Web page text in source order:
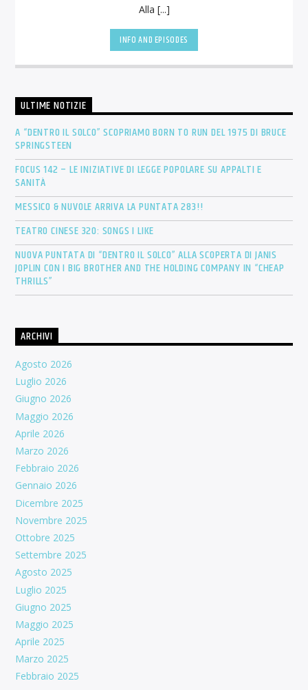
Alla [...]
INFO AND EPISODES
ULTIME NOTIZIE
A “DENTRO IL SOLCO” SCOPRIAMO BORN TO RUN DEL 1975 DI BRUCE
SPRINGSTEEN
FOCUS 142 – LE INIZIATIVE DI LEGGE POPOLARE SU APPALTI E
SANITÀ
MESSICO & NUVOLE ARRIVA LA PUNTATA 283!!
TEATRO CINESE 320: SONGS I LIKE
NUOVA PUNTATA DI “DENTRO IL SOLCO” ALLA SCOPERTA DI JANIS
JOPLIN CON I BIG BROTHER AND THE HOLDING COMPANY IN “CHEAP
THRILLS”
ARCHIVI
Agosto 2026
Luglio 2026
Giugno 2026
Maggio 2026
Aprile 2026
Marzo 2026
Febbraio 2026
Gennaio 2026
Dicembre 2025
Novembre 2025
Ottobre 2025
Settembre 2025
Agosto 2025
Luglio 2025
Giugno 2025
Maggio 2025
Aprile 2025
Marzo 2025
Febbraio 2025